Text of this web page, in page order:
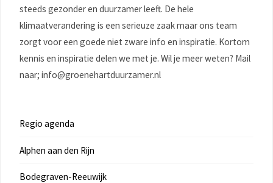
steeds gezonder en duurzamer leeft. De hele
klimaatverandering is een serieuze zaak maar ons team
zorgt voor een goede niet zware info en inspiratie. Kortom
kennis en inspiratie delen we met je. Wil je meer weten? Mail
naar; info@groenehartduurzamer.nl
Regio agenda
Alphen aan den Rijn
Bodegraven-Reeuwijk